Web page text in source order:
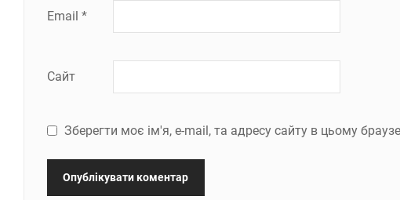
Email *
Сайт
Зберегти моє ім'я, e-mail, та адресу сайту в цьому